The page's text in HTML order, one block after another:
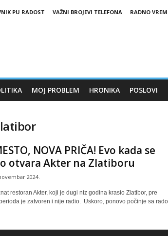
PU RADOST VAŽNI BROJEVI TELEFONA RADNO
MOJ PROBLEM HRONIKA POSLOVI
NOVA PRIČA! Evo kada se
otvara Akter na Zlatiboru
2024.
restoran Akter, koji je dugi niz godina krasio Zlatibor, pre
je zatvoren i nije radio. Uskoro, ponovo počinje sa